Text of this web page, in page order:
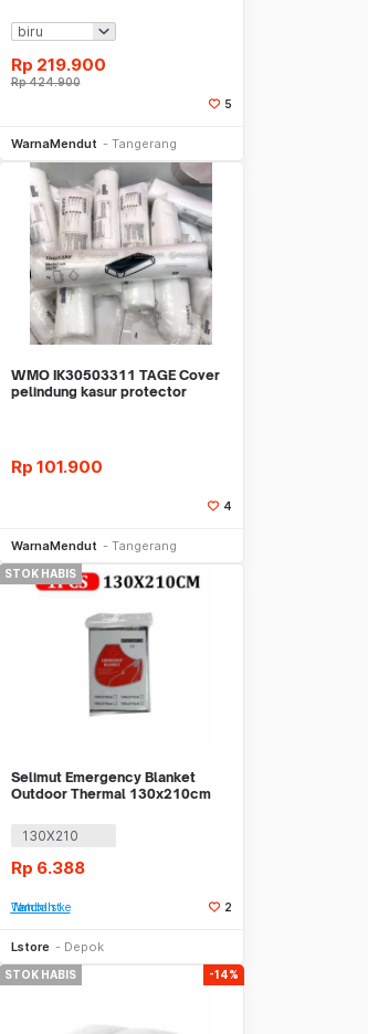
Rp 219.900
Rp424.900
5
WarnaMendut Tangerang
WMO IK30503311 TAGE Cover
pelindung kasur protector
Rp 101.900
4
WarnaMendut Tangerang
STOK HABIS
Selimut Emergency Blanket
Outdoor Thermal 130x210cm
130X210
Rp 6.388
Tambah ke Watchlist 2
Lstore Depok
STOK HABIS -14%